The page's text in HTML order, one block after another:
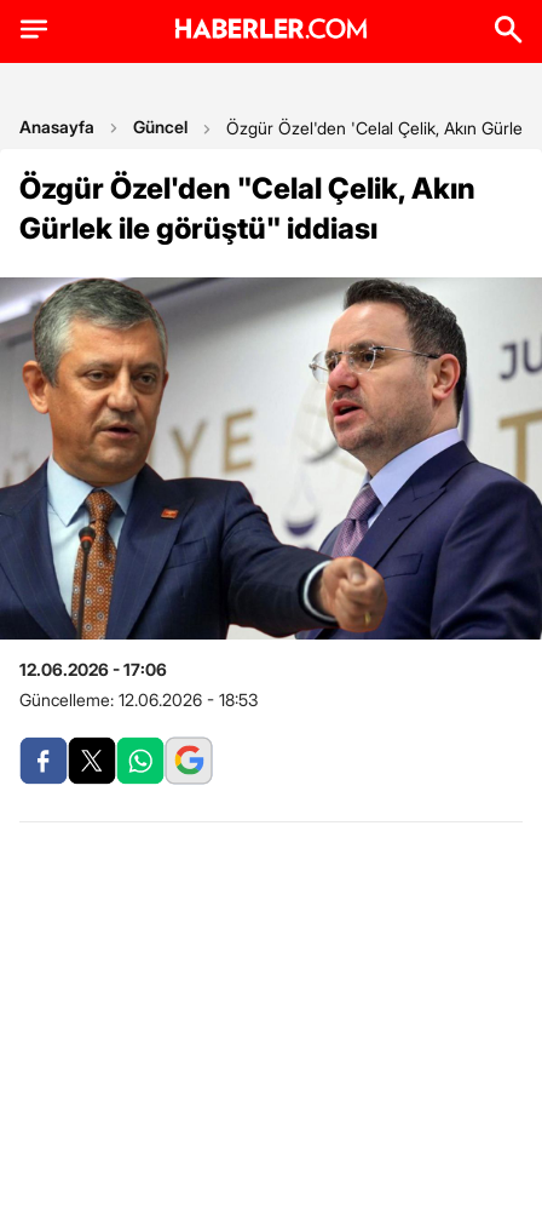
Anasayfa Güncel Özgür Özel'den 'Celal Çelik, Akın Gürlek
Özgür Özel'den "Celal Çelik, Akın
Gürlek ile görüştü" iddiası
12.06.2026 - 17:06
Güncelleme: 12.06.2026 - 18:53